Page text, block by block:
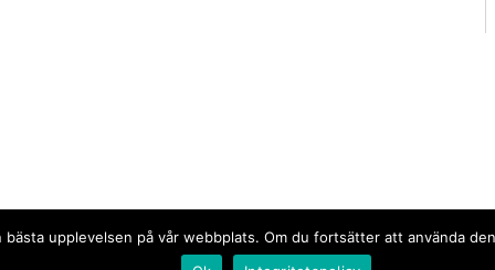
upplevelsen på vår webbplats. Om du fortsätter att använda